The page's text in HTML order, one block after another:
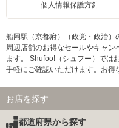
個人情報保護方針
船岡駅（京都府）（政党・政治）
周辺店舗のお得なセールやキャン
ます。 Shufoo!（シュフー）では
手軽にご確認いただけます。お得
お店を探す
都道府県から探す